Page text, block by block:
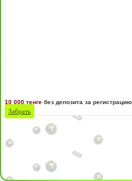
10 000 тенге без депозита за регистрацию
Забрать